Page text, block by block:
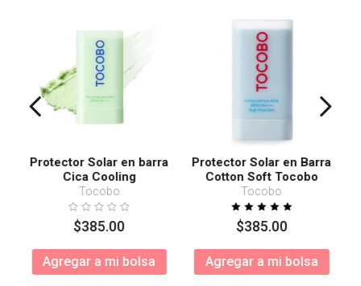
Protector Solar en barra
Cica Cooling
Tocobo
$385.00
Agregar a mi bolsa
Protector Solar en Barra
Cotton Soft Tocobo
SPF50+ PA++++
Tocobo
$385.00
Agregar a mi bolsa